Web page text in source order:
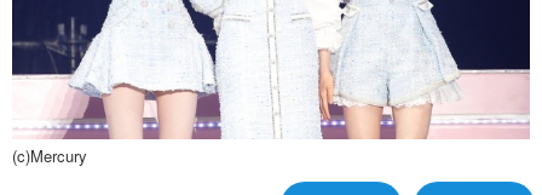
(c)Mercury